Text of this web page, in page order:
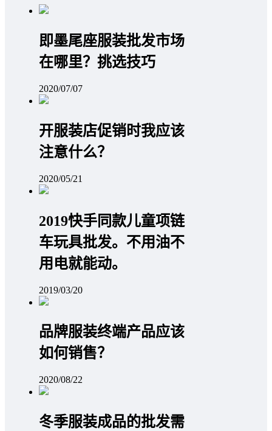
即墨尾座服装批发市场
在哪里？挑选技巧
2020/07/07
开服装店促销时我应该
注意什么？
2020/05/21
2019快手同款儿童项链
车玩具批发。不用油不
用电就能动。
2019/03/20
品牌服装终端产品应该
如何销售？
2020/08/22
冬季服装成品的批发需